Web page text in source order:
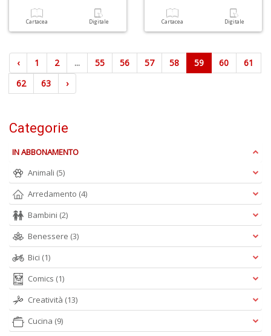
Cartacea Digitale Cartacea Digitale
‹ 1 2 ... 55 56 57 58 59 60
61
62
63 ›
Categorie
IN ABBONAMENTO
Animali (5)
Arredamento (4)
Bambini (2)
Benessere (3)
Bici (1)
Comics (1)
Creatività (13)
Cucina (9)